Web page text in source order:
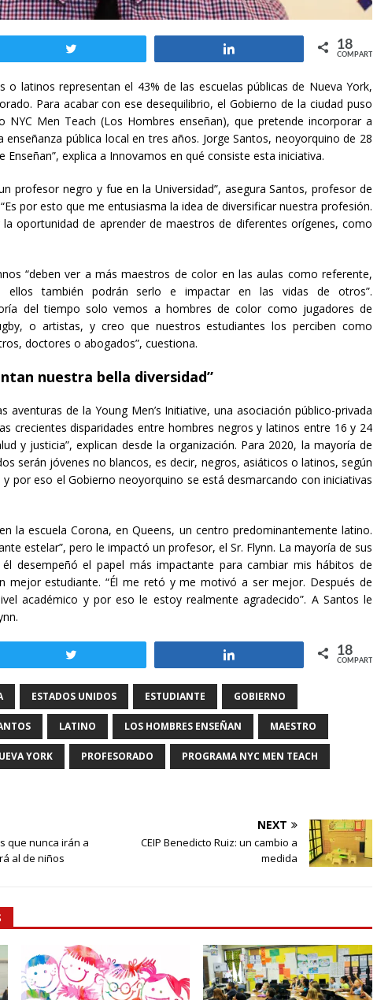
18
COMPARTIR
o latinos representan el 43% de las escuelas públicas de Nueva York,
Para acabar con ese desequilibrio, el Gobierno de la ciudad puso
NYC Men Teach (Los Hombres enseñan), que pretende incorporar a
pública local en tres años. Jorge Santos, neoyorquino de 28
Enseñan”, explica a Innovamos en qué consiste esta iniciativa.
profesor negro y fue en la Universidad”, asegura Santos, profesor de
por esto que me entusiasma la idea de diversificar nuestra profesión.
oportunidad de aprender de maestros de diferentes orígenes, como
“deben ver a más maestros de color en las aulas como referente,
también podrán serlo e impactar en las vidas de otros”.
del tiempo solo vemos a hombres de color como jugadores de
o artistas, y creo que nuestros estudiantes los perciben como
doctores o abogados”, cuestiona.
nuestra bella diversidad”
aventuras de la Young Men’s Initiative, una asociación público-privada
crecientes disparidades entre hombres negros y latinos entre 16 y 24
y justicia”, explican desde la organización. Para 2020, la mayoría de
serán jóvenes no blancos, es decir, negros, asiáticos o latinos, según
por eso el Gobierno neoyorquino se está desmarcando con iniciativas
la escuela Corona, en Queens, un centro predominantemente latino.
estelar”, pero le impactó un profesor, el Sr. Flynn. La mayoría de sus
desempeñó el papel más impactante para cambiar mis hábitos de
mejor estudiante. “Él me retó y me motivó a ser mejor. Después de
académico y por eso le estoy realmente agradecido”. A Santos le
18
COMPARTIR
ESTADOS UNIDOS ESTUDIANTE GOBIERNO
LATINO LOS HOMBRES ENSEÑAN MAESTRO
YORK PROFESORADO PROGRAMA NYC MEN TEACH
que nunca irán a
al de niños
NEXT
CEIP Benedicto Ruiz: un cambio a
medida